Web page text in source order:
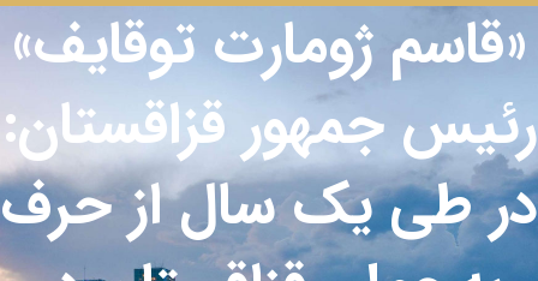
«قاسم ژومارت توقایف»
رئیس جمهور قزاقستان:
در طی یک سال از حرف